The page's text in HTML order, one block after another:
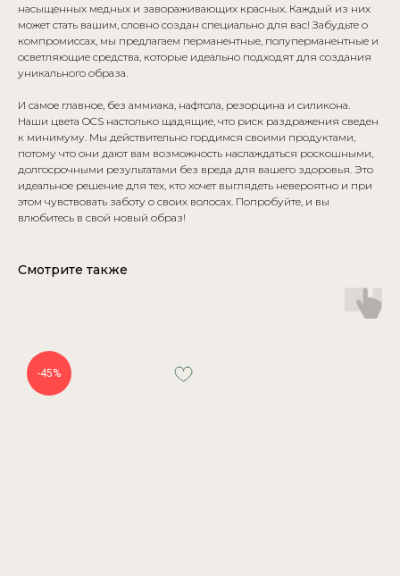
насыщенных медных и завораживающих красных. Каждый из них
может стать вашим, словно создан специально для вас! Забудьте о
компромиссах, мы предлагаем перманентные, полуперманентные и
осветляющие средства, которые идеально подходят для создания
уникального образа.
И самое главное, без аммиака, нафтола, резорцина и силикона.
Наши цвета OCS настолько щадящие, что риск раздражения сведен
к минимуму. Мы действительно гордимся своими продуктами,
потому что они дают вам возможность наслаждаться роскошными,
долгосрочными результатами без вреда для вашего здоровья. Это
идеальное решение для тех, кто хочет выглядеть невероятно и при
этом чувствовать заботу о своих волосах. Попробуйте, и вы
влюбитесь в свой новый образ!
Смотрите также
-45%
БУДЬТЕ В КУРСЕ НОВИНОК И
СЕМИНАРОВ